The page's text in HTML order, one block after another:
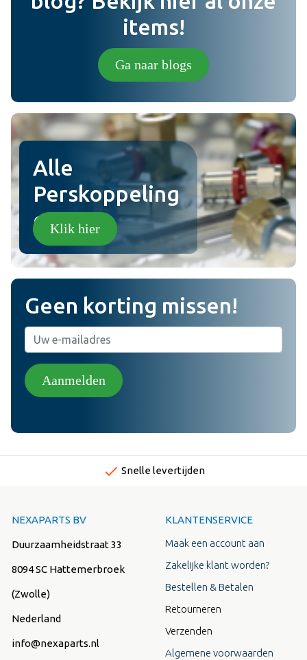
Foto (niet verplicht) (jpg,png).
Plaats review
items!
Ga naar blogs
Alle
Perskoppeling
en!Klik hier
Geen korting missen!
Aanmelden
done Snelle levertijden
NEXAPARTS BV
Duurzaamheidstraat 33
8094 SC Hattemerbroek
(Zwolle)
Nederland
info@nexaparts.nl
KLANTENSERVICE
Maak een account aan
Zakelijke klant worden?
Bestellen & Betalen
Retourneren
Verzenden
Algemene voorwaarden